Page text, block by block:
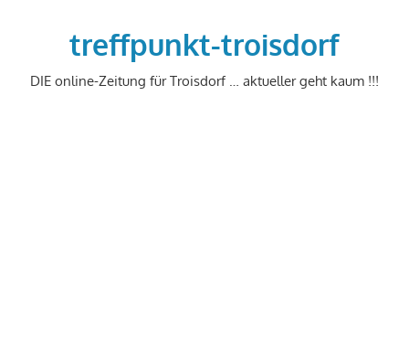
treffpunkt-troisdorf
DIE online-Zeitung für Troisdorf … aktueller geht kaum !!!